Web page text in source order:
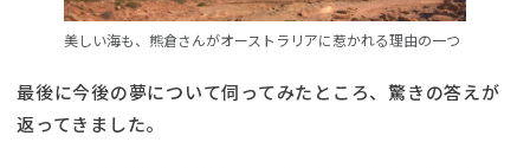
美しい海も、熊倉さんがオーストラリアに惹かれる理由の一つ
最後に今後の夢について伺ってみたところ、驚きの答えが
返ってきました。